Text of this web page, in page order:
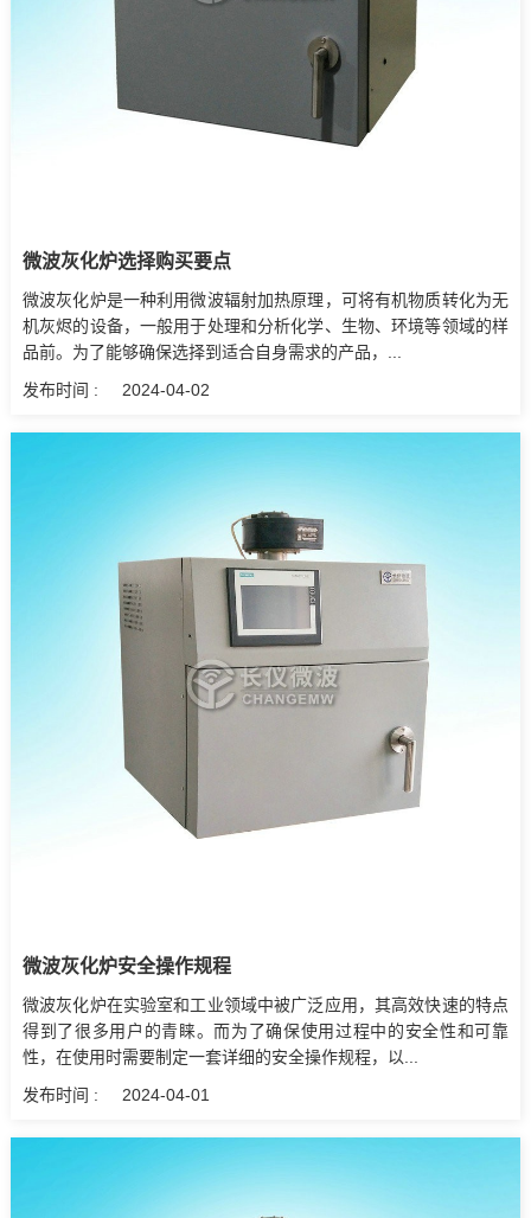
微波灰化炉选择购买要点
微波灰化炉是一种利用微波辐射加热原理，可将有机物质转化为无
机灰烬的设备，一般用于处理和分析化学、生物、环境等领域的样
品前。为了能够确保选择到适合自身需求的产品，...
发布时间 :
2024-04-02
微波灰化炉安全操作规程
微波灰化炉在实验室和工业领域中被广泛应用，其高效快速的特点
得到了很多用户的青睐。而为了确保使用过程中的安全性和可靠
性，在使用时需要制定一套详细的安全操作规程，以...
发布时间 :
2024-04-01